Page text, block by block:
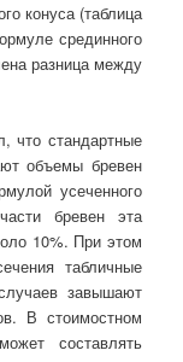
конуса (таблица
срединного
разница между
что стандартные
объемы бревен
усеченного
бревен эта
10%. При этом
табличные
завышают
В стоимостном
составлять